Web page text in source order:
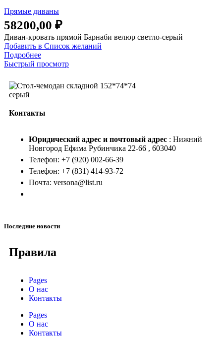
Прямые диваны
58200,00 ₽
Диван-кровать прямой Барнаби велюр светло-серый
Добавить в Список желаний
Подробнее
Быстрый просмотр
Контакты
Юридический адрес и почтовый адрес : Нижний
Новгород Ефима Рубинчика 22-66 , 603040
Телефон: +7 (920) 002-66-39
Телефон: +7 (831) 414-93-72
Почта: versona@list.ru
Последние новости
Правила
Pages
О нас
Контакты
Pages
О нас
Контакты